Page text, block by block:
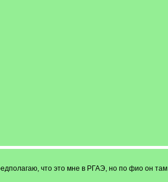
что это мне в РГАЭ, но по фио он